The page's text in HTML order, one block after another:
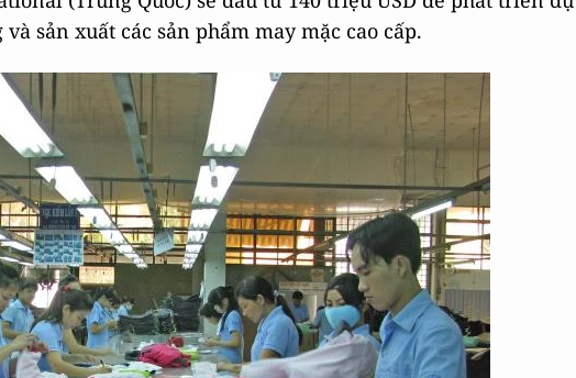
sản xuất các sản phẩm may mặc cao cấp.